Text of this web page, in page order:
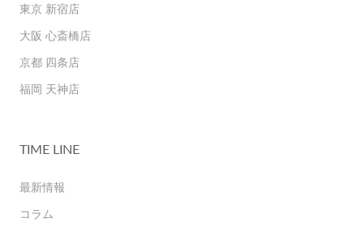
東京 新宿店
大阪 心斎橋店
京都 四条店
福岡 天神店
TIME LINE
最新情報
コラム